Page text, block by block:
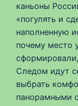
каньоны
«погулять и
наполненную
почему место
Следом идут
выбрать
панорамными